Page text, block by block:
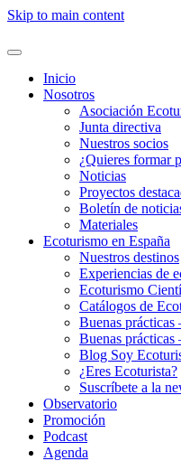
Skip to main content
Inicio
Nosotros
Asociación
Junta directiva
Nuestros socios
¿Quieres formar
Noticias
Proyectos
Boletín de
Materiales
Ecoturismo en España
Nuestros destinos
Experiencias de
Ecoturismo
Catálogos de
Buenas prácticas
Buenas prácticas
Blog Soy
¿Eres Ecoturista?
Suscríbete a la
Observatorio
Promoción
Podcast
Agenda